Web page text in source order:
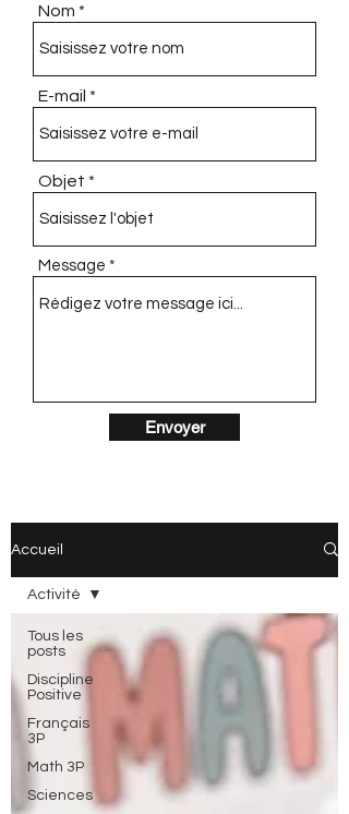
Nom
E-mail
Objet
Message
Envoyer
Accueil
Tous les
posts
Discipline
Positive
Français
3P
Math 3P
Sciences
Activité